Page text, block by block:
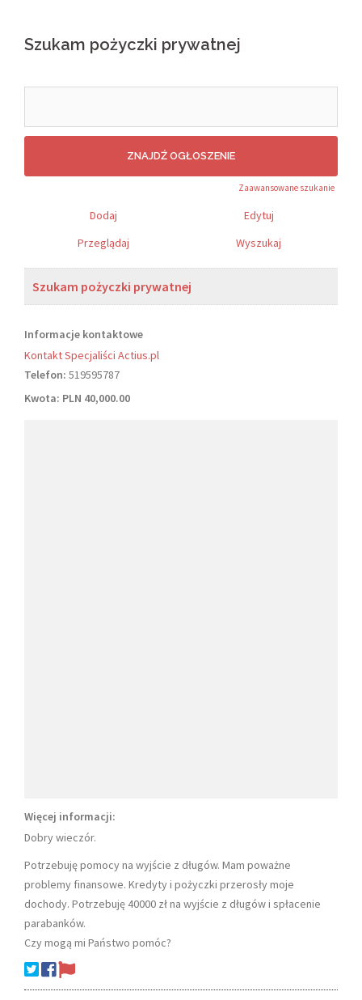
Szukam pożyczki prywatnej
Zaawansowane szukanie
Dodaj
Edytuj
Przeglądaj
Wyszukaj
Szukam pożyczki prywatnej
Informacje kontaktowe
Kontakt Specjaliści Actius.pl
Telefon: 519595787
Kwota: PLN 40,000.00
Więcej informacji:
Dobry wieczór.
Potrzebuję pomocy na wyjście z długów. Mam poważne
problemy finansowe. Kredyty i pożyczki przerosły moje
dochody. Potrzebuję 40000 zł na wyjście z długów i spłacenie
parabanków.
Czy mogą mi Państwo pomóc?